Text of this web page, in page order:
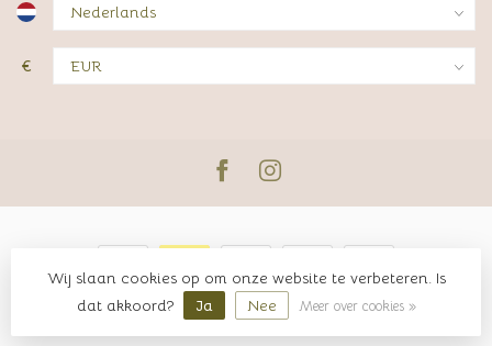
€
© Copyright 2026 JUTTER & Co.
Wij slaan cookies op om onze website te verbeteren. Is
dat akkoord?
Ja Nee Meer over cookies »